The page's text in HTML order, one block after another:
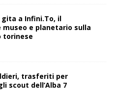
gita a Infini.To, il
museo e planetario sulla
torinese
trasferiti per
scout dell’Alba 7